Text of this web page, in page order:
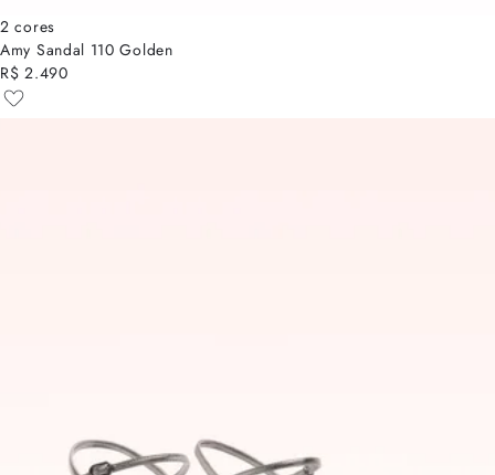
2 cores
Amy Sandal 110 Golden
R$ 2.490